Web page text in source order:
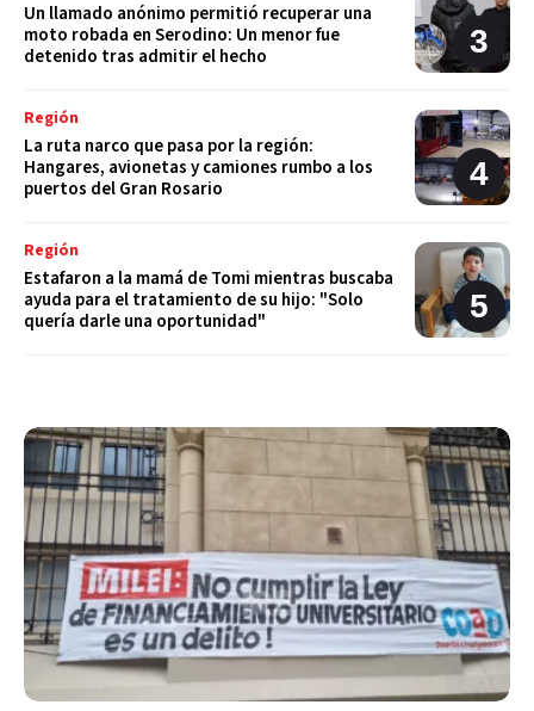
Un llamado anónimo permitió recuperar una
moto robada en Serodino: Un menor fue
detenido tras admitir el hecho
Región
La ruta narco que pasa por la región:
Hangares, avionetas y camiones rumbo a los
puertos del Gran Rosario
Región
Estafaron a la mamá de Tomi mientras buscaba
ayuda para el tratamiento de su hijo: "Solo
quería darle una oportunidad"